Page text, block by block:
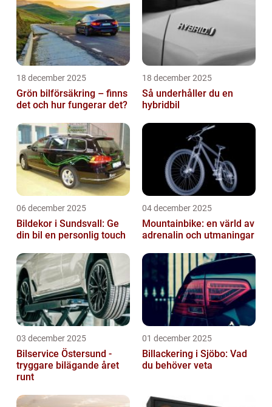
18 december 2025
Grön bilförsäkring – finns
det och hur fungerar det?
18 december 2025
Så underhåller du en
hybridbil
06 december 2025
Bildekor i Sundsvall: Ge
din bil en personlig touch
04 december 2025
Mountainbike: en värld av
adrenalin och utmaningar
03 december 2025
Bilservice Östersund -
tryggare bilägande året
runt
01 december 2025
Billackering i Sjöbo: Vad
du behöver veta